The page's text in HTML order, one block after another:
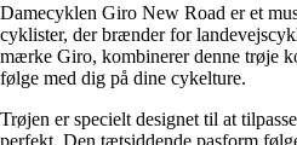
Damecyklen Giro New Road er et
cyklister, der brænder for
mærke Giro, kombinerer denne trøje
følge med dig på dine cykelture.
Trøjen er specielt designet til at
perfekt. Den tætsiddende pasform